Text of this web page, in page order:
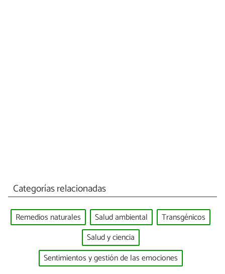
Categorías relacionadas
Remedios naturales Salud ambiental
Transgénicos
Salud y ciencia
Sentimientos y gestión de las emociones